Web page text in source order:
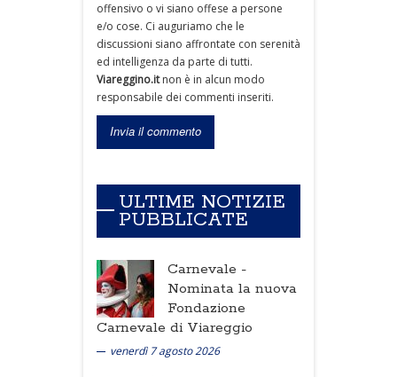
offensivo o vi siano offese a persone
e/o cose. Ci auguriamo che le
discussioni siano affrontate con serenità
ed intelligenza da parte di tutti.
Viareggino.itnon è in alcun modo
responsabile dei commenti inseriti.
ULTIME NOTIZIE
PUBBLICATE
Carnevale -
Nominata la nuova
Fondazione
Carnevale di Viareggio
venerdì 7 agosto 2026